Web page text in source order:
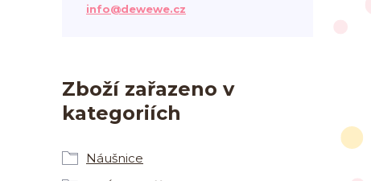
Zboží zařazeno v
kategoriích
Náušnice
info@dewewe.cz